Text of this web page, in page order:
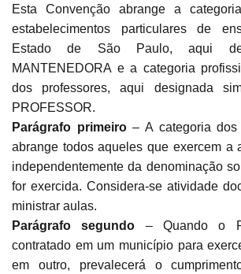
Esta Convenção abrange a
estabelecimentos particulares de
Estado de São Paulo, aqui
MANTENEDORA e a categoria
dos professores, aqui designada
PROFESSOR.
Parágrafo primeiro– A categoria dos
abrange todos aqueles que exercem a
independentemente da denominação
for exercida. Considera-se atividade
ministrar aulas.
Parágrafo segundo – Quando o
contratado em um município para
em outro, prevalecerá o